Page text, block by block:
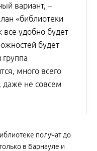
вариант, –
«библиотеки
все удобно будет
будет
много всего
даже не совсем
получат до
в Барнауле и